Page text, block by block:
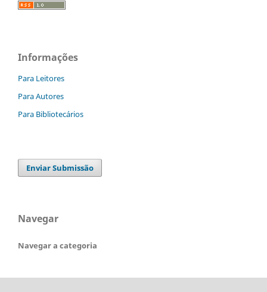
Informações
Para Leitores
Para Autores
Para Bibliotecários
Enviar Submissão
Navegar
Navegar a categoria